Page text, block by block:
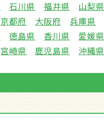
石川県 福井県
山梨県
京都府 大阪府 兵庫県
徳島県 香川県
愛媛県
宮崎県 鹿児島県 沖縄県